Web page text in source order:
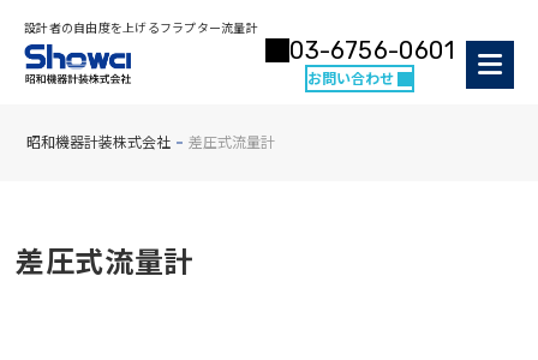
設計者の自由度を上げるフラプター流量計
03-6756-0601
お問い合わせ
昭和機器計装株式会社 差圧式流量計
差圧式流量計